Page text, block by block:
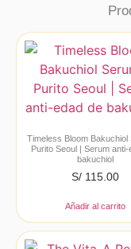
Timeless Bloom Bakuchiol
Purito Seoul | Serum anti-
bakuchiol
S/115.00
Añadir al carrito